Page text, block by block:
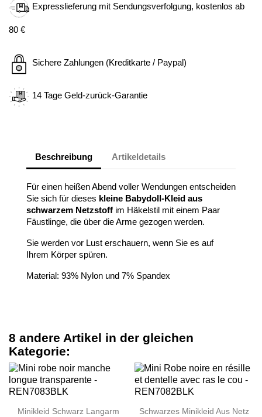
Expresslieferung mit Sendungsverfolgung, kostenlos ab
80 €
Sichere Zahlungen (Kreditkarte / Paypal)
14 Tage Geld-zurück-Garantie
Beschreibung Artikeldetails
Für einen heißen Abend voller Wendungen entscheiden
Sie sich für dieses kleine Babydoll-Kleid aus
schwarzem Netzstoff im Häkelstil mit einem Paar
Fäustlinge, die über die Arme gezogen werden.
Sie werden vor Lust erschauern, wenn Sie es auf
Ihrem Körper spüren.
Material: 93% Nylon und 7% Spandex
8 andere Artikel in der gleichen
Kategorie:
Minikleid Schwarz Langarm
Schwarzes Minikleid Aus Netz